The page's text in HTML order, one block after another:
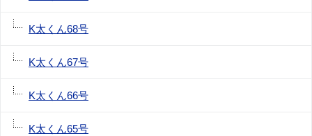
K太くん68号
K太くん67号
K太くん66号
K太くん65号